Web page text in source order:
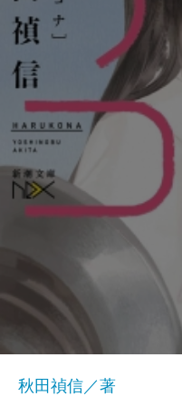
秋田禎信／著